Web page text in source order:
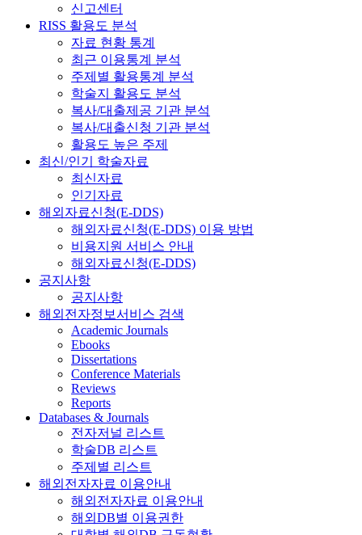
신고센터
RISS 활용도 분석
자료 현황 통계
최근 이용통계 분석
주제별 활용통계 분석
학술지 활용도 분석
복사/대출제공 기관 분석
복사/대출신청 기관 분석
활용도 높은 주제
최신/인기 학술자료
최신자료
인기자료
해외자료신청(E-DDS)
해외자료신청(E-DDS) 이용 방법
비용지원 서비스 안내
해외자료신청(E-DDS)
공지사항
공지사항
해외전자정보서비스 검색
Academic Journals
Ebooks
Dissertations
Conference Materials
Reviews
Reports
Databases & Journals
전자저널 리스트
학술DB 리스트
주제별 리스트
해외전자자료 이용안내
해외전자자료 이용안내
해외DB별 이용권한